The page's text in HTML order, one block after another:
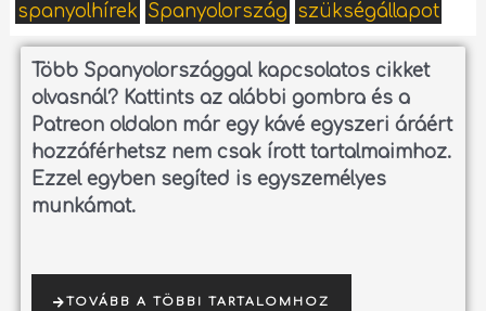
spanyolhírek Spanyolország szükségállapot
Több Spanyolországgal kapcsolatos cikket
olvasnál? Kattints az alábbi gombra és a
Patreon oldalon már egy kávé egyszeri áráért
hozzáférhetsz nem csak írott tartalmaimhoz.
Ezzel egyben segíted is egyszemélyes
munkámat.
TOVÁBB A TÖBBI TARTALOMHOZ